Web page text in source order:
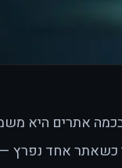
בכמה אתרים היא
כשאתר אחד נפרץ —